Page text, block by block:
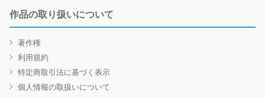
作品の取り扱いについて
著作権
利用規約
特定商取引法に基づく表示
個人情報の取扱いについて